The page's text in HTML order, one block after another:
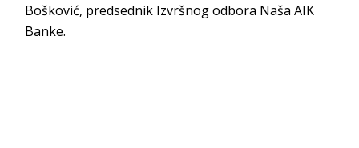
Bošković, predsednik Izvršnog odbora Naša AIK
Banke.